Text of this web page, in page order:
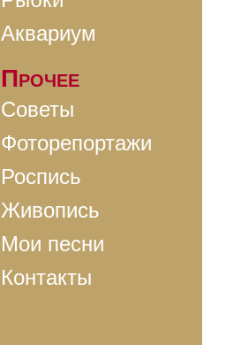
Аквариум
Прочее
Советы
Фоторепортажи
Роспись
Живопись
Мои песни
Контакты